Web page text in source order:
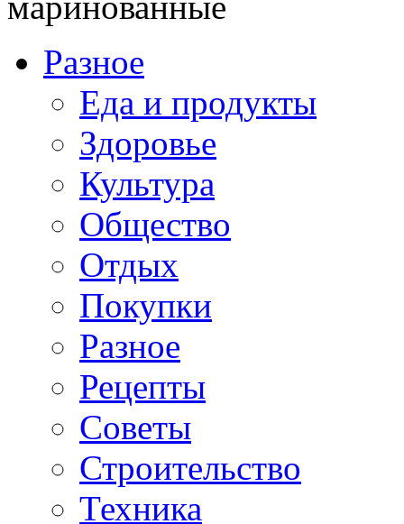
Разное
Еда и продукты
Здоровье
Культура
Общество
Отдых
Покупки
Разное
Рецепты
Советы
Строительство
Техника